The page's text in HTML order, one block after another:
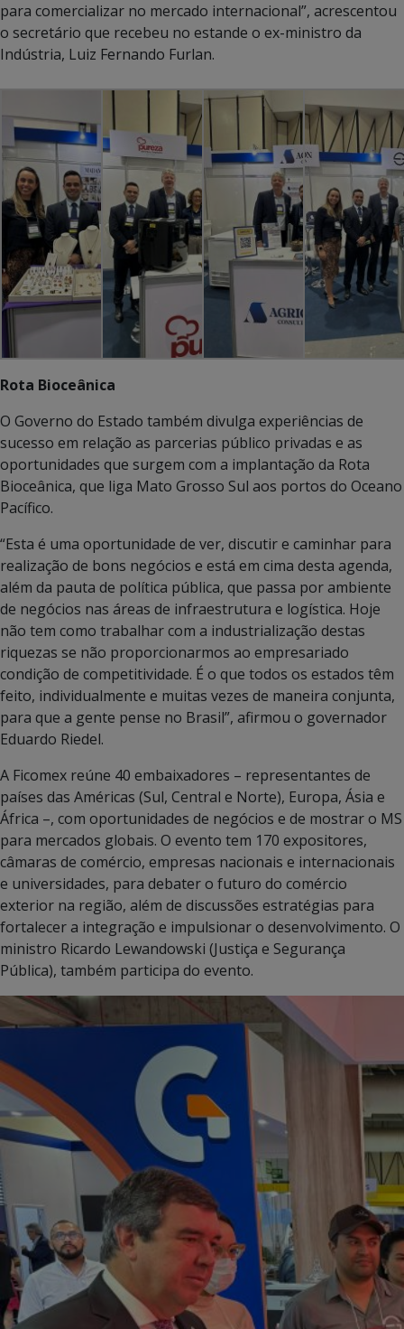
para comercializar no mercado internacional”, acrescentou
o secretário que recebeu no estande o ex-ministro da
Indústria, Luiz Fernando Furlan.
Rota Bioceânica
O Governo do Estado também divulga experiências de
sucesso em relação as parcerias público privadas e as
oportunidades que surgem com a implantação da Rota
Bioceânica, que liga Mato Grosso Sul aos portos do Oceano
Pacífico.
“Esta é uma oportunidade de ver, discutir e caminhar para
realização de bons negócios e está em cima desta agenda,
além da pauta de política pública, que passa por ambiente
de negócios nas áreas de infraestrutura e logística. Hoje
não tem como trabalhar com a industrialização destas
riquezas se não proporcionarmos ao empresariado
condição de competitividade. É o que todos os estados têm
feito, individualmente e muitas vezes de maneira conjunta,
para que a gente pense no Brasil”, afirmou o governador
Eduardo Riedel.
A Ficomex reúne 40 embaixadores – representantes de
países das Américas (Sul, Central e Norte), Europa, Ásia e
África –, com oportunidades de negócios e de mostrar o MS
para mercados globais. O evento tem 170 expositores,
câmaras de comércio, empresas nacionais e internacionais
e universidades, para debater o futuro do comércio
exterior na região, além de discussões estratégias para
fortalecer a integração e impulsionar o desenvolvimento. O
ministro Ricardo Lewandowski (Justiça e Segurança
Pública), também participa do evento.